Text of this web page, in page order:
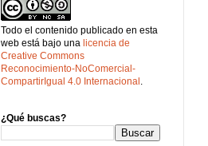
Todo el contenido publicado en esta
web está bajo una licencia de
Creative Commons
Reconocimiento-NoComercial-
CompartirIgual 4.0 Internacional .
¿Qué buscas?